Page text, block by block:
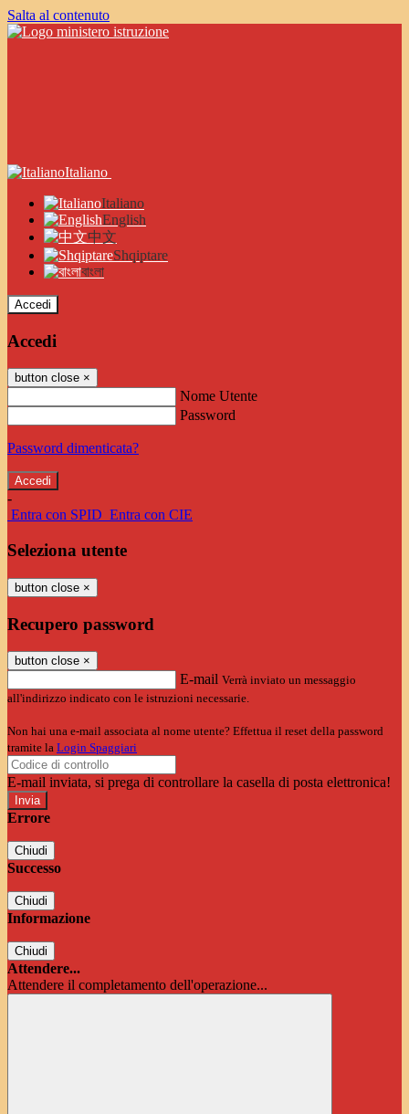
Salta al contenuto
Italiano
Italiano
English
中文
Shqiptare
বাংলা
Accedi
Accedi
button close ×
Nome Utente
Password
Password dimenticata?
-
Entra con SPID Entra con CIE
Seleziona utente
button close ×
Recupero password
button close ×
E-mail Verrà inviato un messaggio
all'indirizzo indicato con le istruzioni necessarie.
Non hai una e-mail associata al nome utente? Effettua il reset della password
tramite la Login Spaggiari
E-mail inviata, si prega di controllare la casella di posta elettronica!
Errore
Chiudi
Successo
Chiudi
Informazione
Chiudi
Attendere...
Attendere il completamento dell'operazione...